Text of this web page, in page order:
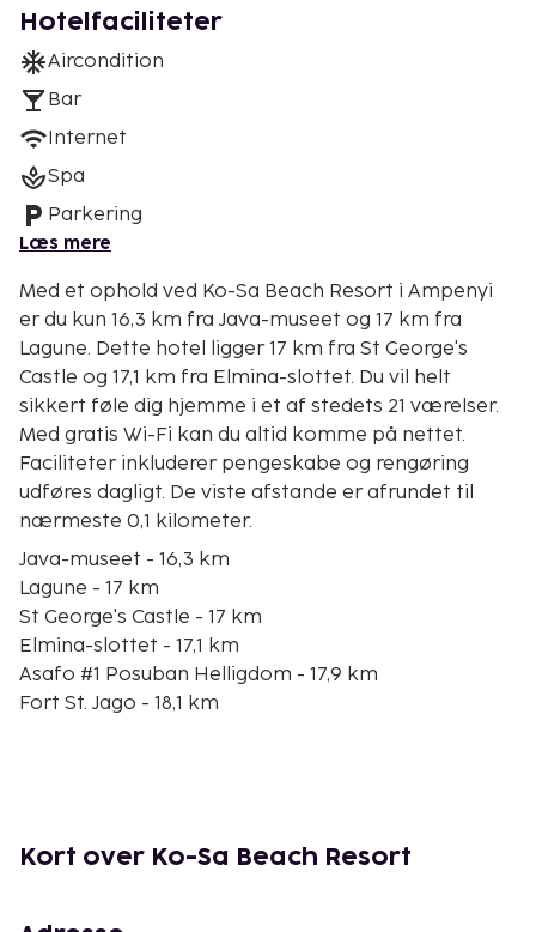
Hotelfaciliteter
Aircondition
Bar
Internet
Spa
Parkering
Læs mere
Med et ophold ved Ko-Sa Beach Resort i Ampenyi
er du kun 16,3 km fra Java-museet og 17 km fra
Lagune. Dette hotel ligger 17 km fra St George's
Castle og 17,1 km fra Elmina-slottet. Du vil helt
sikkert føle dig hjemme i et af stedets 21 værelser.
Med gratis Wi-Fi kan du altid komme på nettet.
Faciliteter inkluderer pengeskabe og rengøring
udføres dagligt. De viste afstande er afrundet til
nærmeste 0,1 kilometer.
Java-museet - 16,3 km
Lagune - 17 km
St George's Castle - 17 km
Elmina-slottet - 17,1 km
Asafo #1 Posuban Helligdom - 17,9 km
Fort St. Jago - 18,1 km
Cape Coast-slottet - 28,2 km
Kort over Ko-Sa Beach Resort